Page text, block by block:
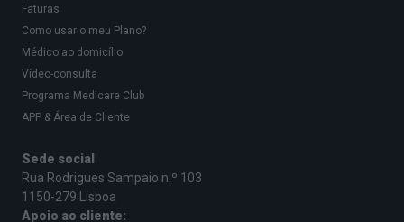
Faturas
Como usar o meu Plano?
Médico ao domicílio
Vídeo-consulta
Programa Medicare Club
APP & Área de Cliente
Sede social
Rua Rodrigues Sampaio n.º 103
1150-279 Lisboa
Apoio ao cliente: